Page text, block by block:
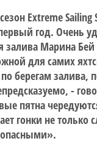
Extreme Sailing
год. Очень
залива Марина
для самих
берегам залива,
-
пятна
гонки не
опасными».